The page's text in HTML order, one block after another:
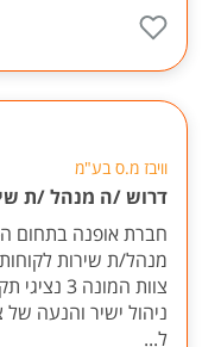
וויבז מ.ס בע"מ
דרוש /ה מנהל /ת
מנהל/ת שירות
צוות
ניהול ישיר והנעה
ל...